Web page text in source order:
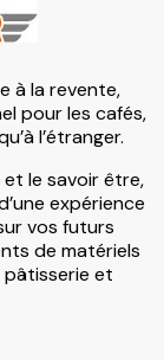
à la revente,
pour les cafés,
l’étranger.
le savoir être,
expérience
vos futurs
de matériels
pâtisserie et